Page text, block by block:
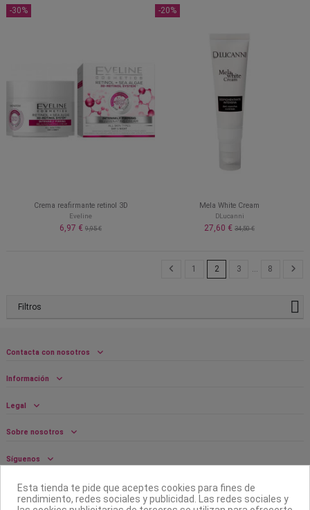
-30%
Crema reafirmante retinol 3D
Eveline
6,97 € 9,95 €
-20%
Mela White Cream
DLucanni
27,60 € 34,50 €
1 2 3 … 8
Filtros
Contacta con nosotros
Información
Legal
Sobre nosotros
Síguenos
Boletín
Esta tienda te pide que aceptes cookies para fines de
rendimiento, redes sociales y publicidad. Las redes sociales y